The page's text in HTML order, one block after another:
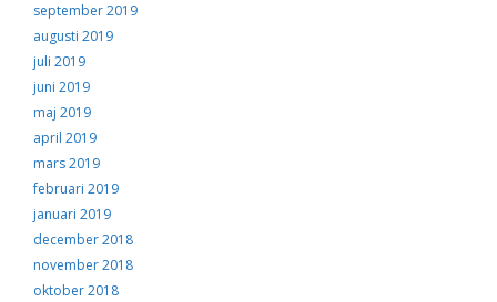
september 2019
augusti 2019
juli 2019
juni 2019
maj 2019
april 2019
mars 2019
februari 2019
januari 2019
december 2018
november 2018
oktober 2018